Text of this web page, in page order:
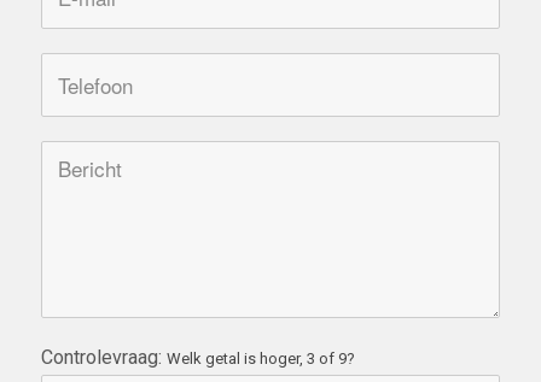
Controlevraag: Welk getal is hoger, 3 of 9?